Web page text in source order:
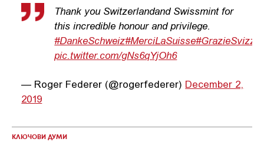
Thank you Switzerlandand Swissmint for
this incredible honour and privilege.
#DankeSchweiz#MerciLaSuisse
pic.twitter.com/gNs6qYjOh6
— Roger Federer (@rogerfederer) December 2,
2019
КЛЮЧОВИ ДУМИ